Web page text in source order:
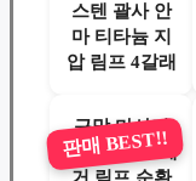
스텐 괄사 안
마 티타늄 지
압 림프 4갈래
근막 마사지
셀룰라이트 제
판매 BEST!!